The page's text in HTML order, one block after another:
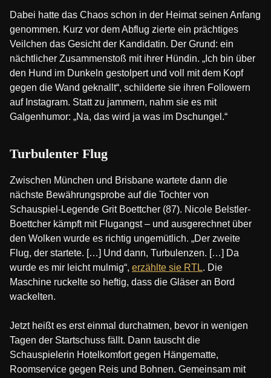
Dabei hatte das Chaos schon in der Heimat seinen Anfang
genommen. Kurz vor dem Abflug zierte ein prächtiges
Veilchen das Gesicht der Kandidatin. Der Grund: ein
nächtlicher Zusammenstoß mit ihrer Hündin. „Ich bin über
den Hund im Dunkeln gestolpert und voll mit dem Kopf
gegen die Wand geknallt“, schilderte sie ihren Followern
auf Instagram. Statt zu jammern, nahm sie es mit
Galgenhumor: „Na, das wird ja was im Dschungel.“
Turbulenter Flug
Zwischen München und Brisbane wartete dann die
nächste Bewährungsprobe auf die Tochter von
Schauspiel-Legende Grit Boettcher (87). Nicole Belstler-
Boettcher kämpft mit Flugangst – und ausgerechnet über
den Wolken wurde es richtig ungemütlich. „Der zweite
Flug, der startete. […] Und dann, Turbulenzen. […] Da
wurde es mir leicht mulmig“, erzählte sie RTL. Die
Maschine ruckelte so heftig, dass die Gläser an Bord
wackelten.
Jetzt heißt es erst einmal durchatmen, bevor in wenigen
Tagen der Startschuss fällt. Dann tauscht die
Schauspielerin Hotelkomfort gegen Hängematte,
Roomservice gegen Reis und Bohnen. Gemeinsam mit